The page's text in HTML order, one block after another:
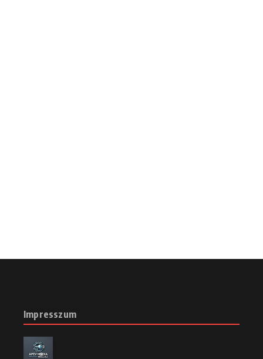
Impresszum